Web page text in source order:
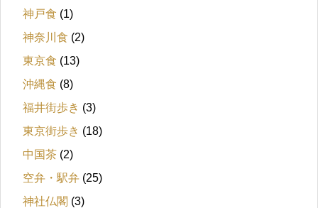
神戸食 (1)
神奈川食 (2)
東京食 (13)
沖縄食 (8)
福井街歩き (3)
東京街歩き (18)
中国茶 (2)
空弁・駅弁 (25)
神社仏閣 (3)